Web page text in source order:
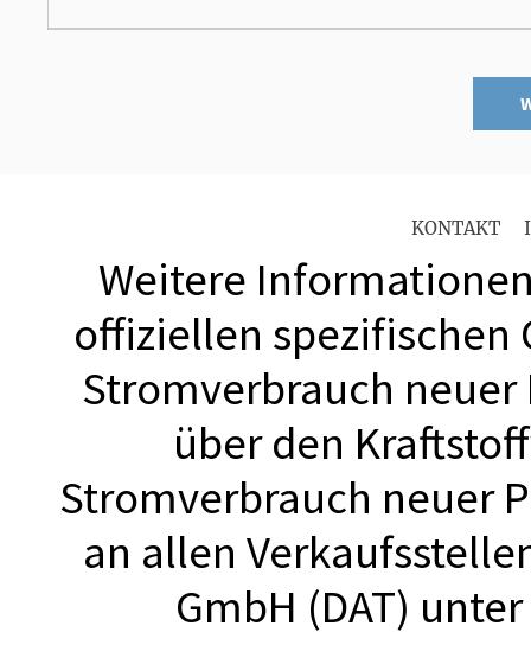
KONTAKT
Weitere
offiziellen spezifischen
Stromverbrauch
über den
Stromverbrauch neuer
an allen
GmbH (DAT) unter